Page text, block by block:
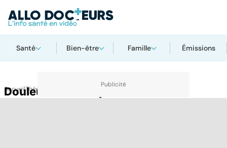
Santé Bien-être Famille Émissions
AccueilThématiques
Douleurs dans la poitrine